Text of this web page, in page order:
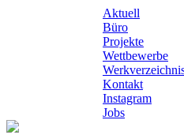
Aktuell
Büro
Projekte
Wettbewerbe
Kontakt
Instagram
Jobs